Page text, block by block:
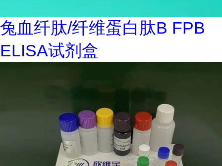
兔血纤肽/纤维蛋白肽B FPB
ELISA试剂盒